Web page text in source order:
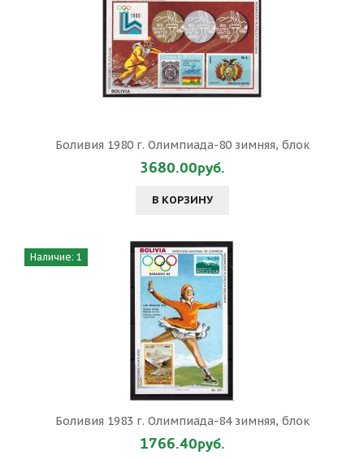
Боливия 1980 г. Олимпиада-80 зимняя, блок
3680.00руб.
В КОРЗИНУ
Наличие: 1
Боливия 1983 г. Олимпиада-84 зимняя, блок
1766.40руб.